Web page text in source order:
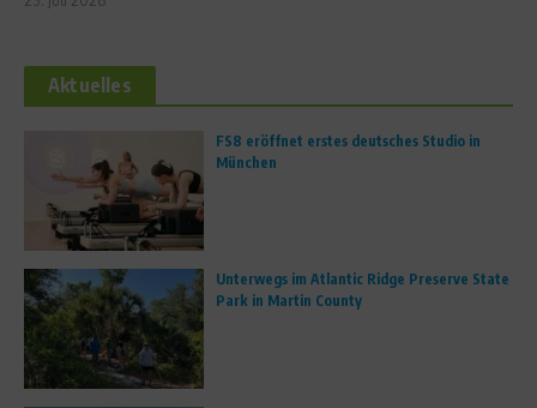
Aktuelles
FS8 eröffnet erstes deutsches Studio in
München
Unterwegs im Atlantic Ridge Preserve State
Park in Martin County